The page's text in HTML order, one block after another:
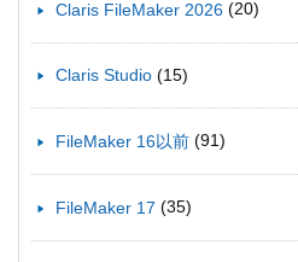
Claris FileMaker 2026 (20)
Claris Studio (15)
FileMaker 16以前 (91)
FileMaker 17 (35)